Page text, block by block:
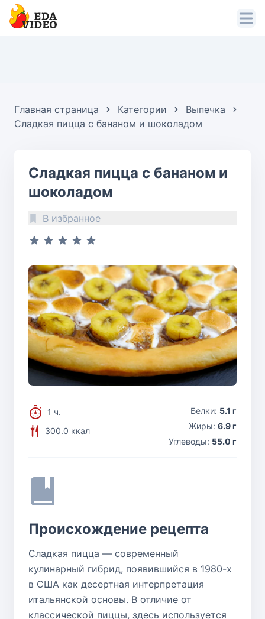
Главная страница Категории
Выпечка
Сладкая пицца с бананом и шоколадом
Сладкая пицца с бананом и
шоколадом
В избранное
1 ч.
300.0 ккал
Белки: 5.1 г
Жиры: 6.9 г
Углеводы: 55.0 г
Происхождение рецепта
Сладкая пицца — современный
кулинарный гибрид, появившийся в 1980-х
в США как десертная интерпретация
итальянской основы. В отличие от
классической пиццы, здесь используется